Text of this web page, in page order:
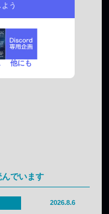
う
他にも
でいます
2026.8.6